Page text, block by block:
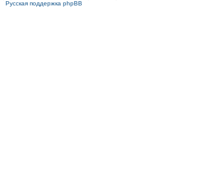
Русская поддержка phpBB